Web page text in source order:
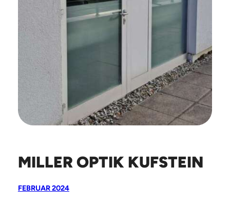
MILLER OPTIK KUFSTEIN
FEBRUAR 2024